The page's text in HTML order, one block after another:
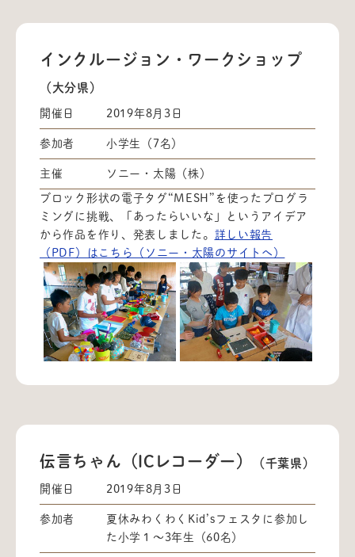
インクルージョン・ワークショップ
（大分県）
開催日 2019年8月3日
参加者 小学生（7名）
主催 ソニー・太陽（株）
ブロック形状の電子タグ“MESH”を使ったプログラ
ミングに挑戦、「あったらいいな」というアイデア
から作品を作り、発表しました。 詳しい報告
（PDF）はこちら（ソニー・太陽のサイトへ）
伝言ちゃん（ICレコーダー） （千葉県）
開催日 2019年8月3日
参加者
夏休みわくわくKid’sフェスタに参加し
た小学１～3年生（60名）